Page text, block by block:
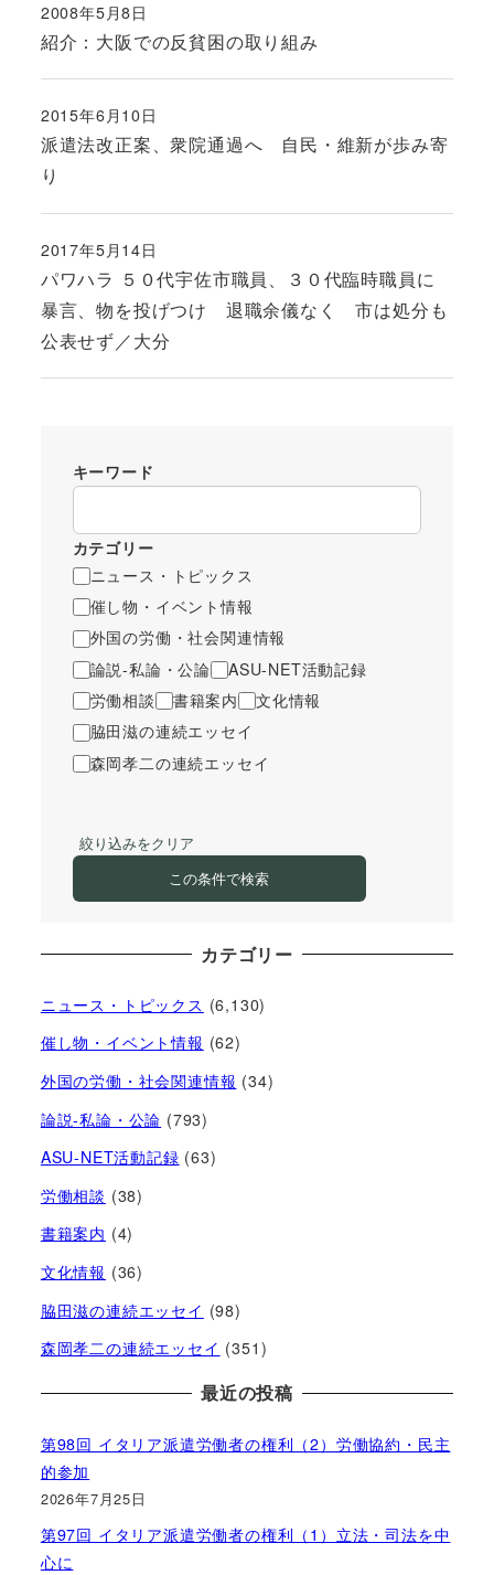
紹介：大阪での反貧困の取り組み
投稿日
2008年5月8日
派遣法改正案、衆院通過へ 自民・維新が歩み寄
り
投稿日
2015年6月10日
パワハラ ５０代宇佐市職員、３０代臨時職員に
暴言、物を投げつけ 退職余儀なく 市は処分も
公表せず／大分
投稿日
2017年5月14日
キーワード
カテゴリー
ニュース・トピックス
催し物・イベント情報
外国の労働・社会関連情報
論説-私論・公論
ASU-NET活動記録
労働相談
書籍案内
文化情報
脇田滋の連続エッセイ
森岡孝二の連続エッセイ
絞り込みをクリア
この条件で検索
カテゴリー
ニュース・トピックス (6,130)
催し物・イベント情報 (62)
外国の労働・社会関連情報 (34)
論説-私論・公論 (793)
ASU-NET活動記録 (63)
労働相談 (38)
書籍案内 (4)
文化情報 (36)
脇田滋の連続エッセイ (98)
森岡孝二の連続エッセイ (351)
最近の投稿
第98回 イタリア派遣労働者の権利（2）労働協約・民主
的参加
2026年7月25日
第97回 イタリア派遣労働者の権利（1）立法・司法を中
心に